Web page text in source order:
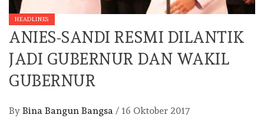
HEADLINES
ANIES-SANDI RESMI DILANTIK
JADI GUBERNUR DAN WAKIL
GUBERNUR
By Bina Bangun Bangsa / 16 Oktober 2017